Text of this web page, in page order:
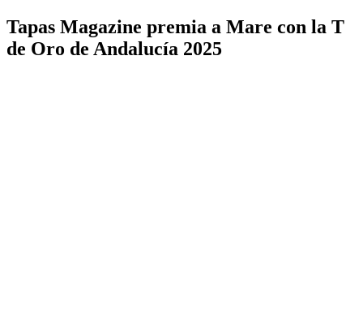
Tapas Magazine premia a Mare con la T
de Oro de Andalucía 2025